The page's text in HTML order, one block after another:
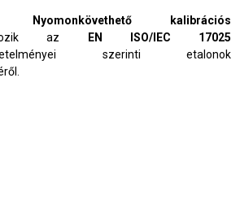
Nyomonkövethető kalibrációs
az EN ISO/IEC 17025
szerinti etalonok